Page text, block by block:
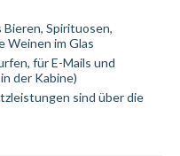
Bieren, Spirituosen,
Weinen im Glas
für E-Mails und
der Kabine)
sind über die